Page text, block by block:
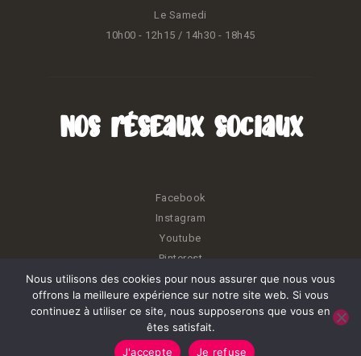
Le Samedi
10h00 - 12h15 / 14h30 - 18h45
Nos réseaux sociaux
Facebook
Instagram
Youtube
Pinterest
Kréatiss © 2026. Tous droits réservés.
Nous utilisons des cookies pour nous assurer que nous vous
offrons la meilleure expérience sur notre site web. Si vous
continuez à utiliser ce site, nous supposerons que vous en
êtes satisfait.
J'accepte
Je refuse